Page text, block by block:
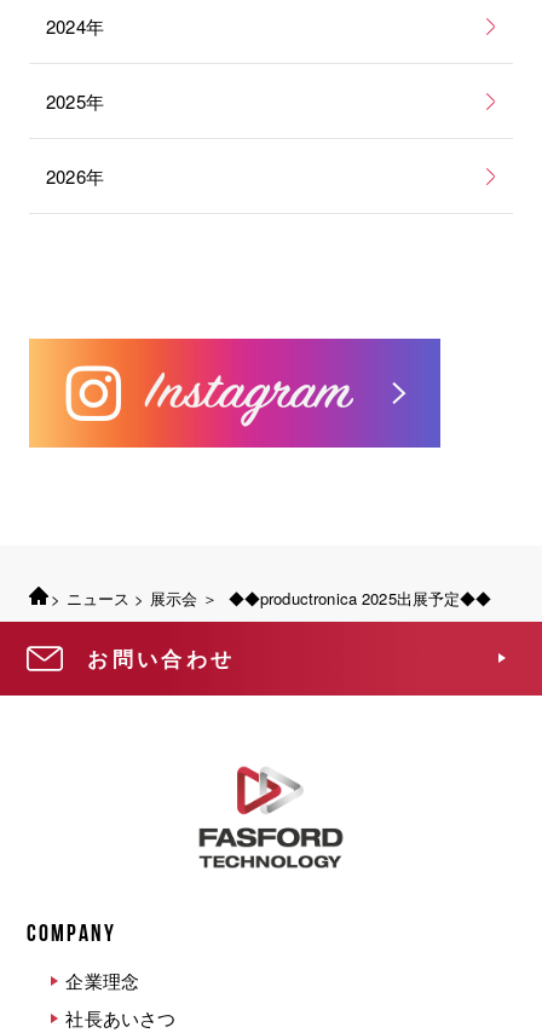
2024年
2025年
2026年
> ニュース > 展示会 ＞ ◆◆productronica 2025出展予定◆◆
お問い合わせ
COMPANY
企業理念
社長あいさつ